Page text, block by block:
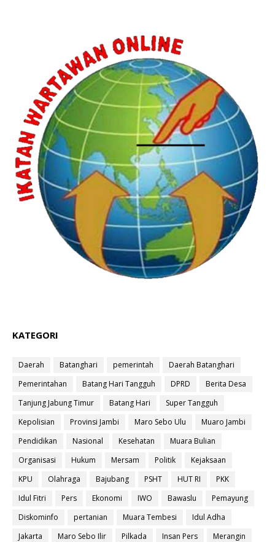
KATEGORI
Daerah Batanghari pemerintah
Daerah Batanghari
Pemerintahan
Batang Hari Tangguh DPRD
Berita Desa
Tanjung Jabung Timur
Batang Hari
Super Tangguh
Kepolisian
Provinsi Jambi Maro Sebo Ulu
Muaro Jambi
Pendidikan
Nasional Kesehatan
Muara Bulian
Organisasi
Hukum Mersam Politik
Kejaksaan
KPU
Olahraga Bajubang PSHT HUT RI
PKK
Idul Fitri
Pers Ekonomi IWO Bawaslu
Pemayung
Diskominfo
pertanian Muara Tembesi
Idul Adha
Jakarta
Maro Sebo Ilir Pilkada Insan Pers
Merangin